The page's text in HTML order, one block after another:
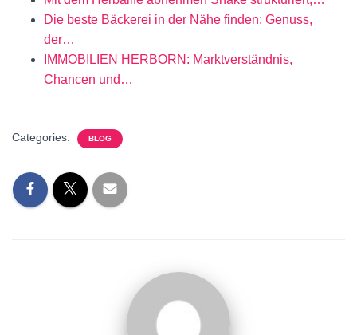
Die beste Bäckerei in der Nähe finden: Genuss,
der…
IMMOBILIEN HERBORN: Marktverständnis,
Chancen und…
Categories: BLOG